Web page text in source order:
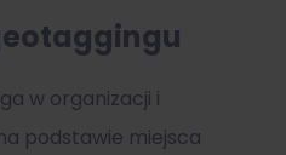
w organizacji i
podstawie miejsca